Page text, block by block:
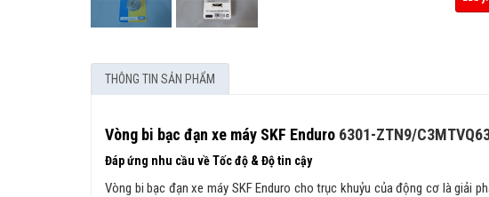
THÔNG TIN SẢN PHẨM
Vòng bi bạc đạn xe máy SKF Enduro 6301-ZTN9/
Đáp ứng nhu cầu về Tốc độ & Độ tin cậy
Vòng bi bạc đạn xe máy SKF Enduro cho trục khuỷu của động cơ là giải